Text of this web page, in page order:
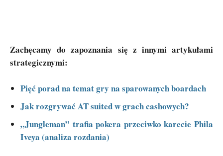
Zachęcamy do zapoznania się z innymi artykułami
strategicznymi:
Pięć porad na temat gry na sparowanych boardach
Jak rozgrywać AT suited w grach cashowych?
„Jungleman” trafia pokera przeciwko karecie Phila
Iveya (analiza rozdania)